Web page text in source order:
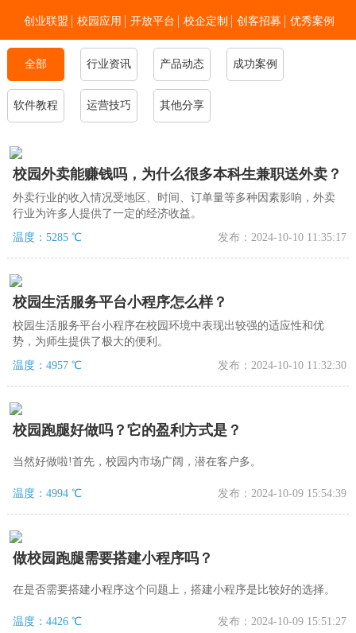
创业联盟 校园应用 开放平台 校企定制 创客招募 优秀案例
新闻资讯 加入我们 关于零点
全部 行业资讯 产品动态 成功案例
软件教程 运营技巧 其他分享
校园外卖能赚钱吗，为什么很多本科生兼职送外卖？
外卖行业的收入情况受地区、时间、订单量等多种因素影响，外卖
行业为许多人提供了一定的经济收益。
温度：5285 ℃
发布：2024-10-10 11:35:17
校园生活服务平台小程序怎么样？
校园生活服务平台小程序在校园环境中表现出较强的适应性和优
势，为师生提供了极大的便利。
温度：4957 ℃
发布：2024-10-10 11:32:30
校园跑腿好做吗？它的盈利方式是？
当然好做啦!首先，校园内市场广阔，潜在客户多。
温度：4994 ℃ 发布：2024-10-09 15:54:39
做校园跑腿需要搭建小程序吗？
在是否需要搭建小程序这个问题上，搭建小程序是比较好的选择。
温度：4426 ℃ 发布：2024-10-09 15:51:27